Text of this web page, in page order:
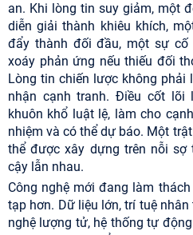
an. Khi lòng tin suy giảm, một
diễn giải thành khiêu khích,
đẩy thành đối đầu, một sự cố
xoáy phản ứng nếu thiếu đối
Lòng tin chiến lược không phải
nhận cạnh tranh. Điều cốt lõi
khuôn khổ luật lệ, làm cho
nhiệm và có thể dự báo. Một
thể được xây dựng trên nỗi
cậy lẫn nhau.
Công nghệ mới đang làm
tạp hơn. Dữ liệu lớn, trí tuệ
nghệ lượng tử, hệ thống tự